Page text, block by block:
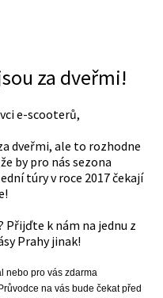
za dveřmi!
e-scooterů,
dveřmi, ale to rozhodne
by pro nás sezona
túry v roce 2017 čekají
Přijďte k nám na jednu z
Prahy jinak!
nebo pro vás zdarma
na vás bude čekat před